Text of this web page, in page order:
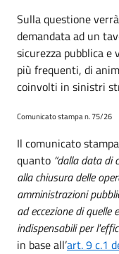
Sulla questione
demandata ad un
sicurezza pubblica e
più frequenti, di
coinvolti in sinistri
Comunicato stampa n. 75/26
Il comunicato
quanto “dalla data di
alla chiusura delle
amministrazioni
ad eccezione di
indispensabili per
in base all’art. 9 c.1